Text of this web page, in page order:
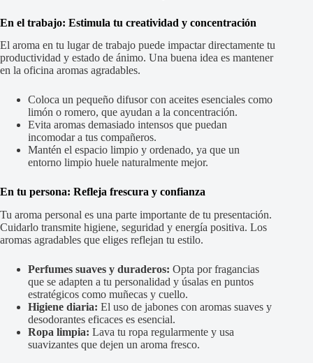
En el trabajo: Estimula tu creatividad y concentración
El aroma en tu lugar de trabajo puede impactar directamente tu
productividad y estado de ánimo. Una buena idea es mantener
en la oficina aromas agradables.
Coloca un pequeño difusor con aceites esenciales como
limón o romero, que ayudan a la concentración.
Evita aromas demasiado intensos que puedan
incomodar a tus compañeros.
Mantén el espacio limpio y ordenado, ya que un
entorno limpio huele naturalmente mejor.
En tu persona: Refleja frescura y confianza
Tu aroma personal es una parte importante de tu presentación.
Cuidarlo transmite higiene, seguridad y energía positiva. Los
aromas agradables que eliges reflejan tu estilo.
Perfumes suaves y duraderos: Opta por fragancias
que se adapten a tu personalidad y úsalas en puntos
estratégicos como muñecas y cuello.
Higiene diaria: El uso de jabones con aromas suaves y
desodorantes eficaces es esencial.
Ropa limpia: Lava tu ropa regularmente y usa
suavizantes que dejen un aroma fresco.